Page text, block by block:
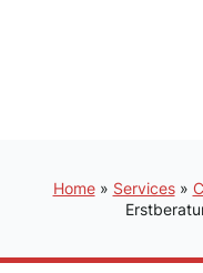
Home» Services»